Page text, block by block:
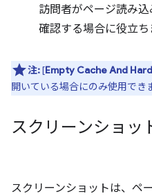
訪問者がページ読み
確認する場合に役立ち
注:[Empty Cache And
開いている場合にのみ使用でき
スクリーンショッ
スクリーンショットは、ペ